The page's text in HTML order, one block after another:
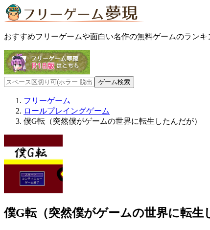
おすすめフリーゲームや面白い名作の無料ゲームのランキ
フリーゲーム
ロールプレイングゲーム
僕G転（突然僕がゲームの世界に転生したんだが）
僕G転（突然僕がゲームの世界に転生